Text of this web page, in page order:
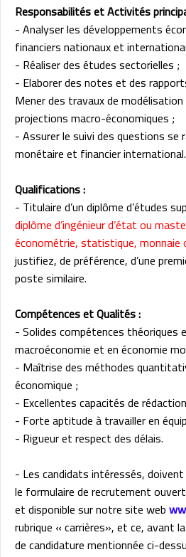
Responsabilités et Activités
- Analyser les développements
financiers nationaux et
- Réaliser des études sectorielles ;
- Elaborer des notes et des
Mener des travaux de
projections macro-économiques ;
- Assurer le suivi des questions
monétaire et financier international.
Qualifications :
- Titulaire d’un diplôme d’études
diplôme d’ingénieur d’état ou
économétrie, statistique, monnaie
justifiez, de préférence, d’une
poste similaire.
Compétences et Qualités :
- Solides compétences théoriques
macroéconomie et en économie
- Maîtrise des méthodes
économique ;
- Excellentes capacités de
- Forte aptitude à travailler en
- Rigueur et respect des délais.
- Les candidats intéressés,
le formulaire de recrutement
etdisponible sur notre site web
rubrique « carrières», et ce, avant
decandidature mentionnée ci-